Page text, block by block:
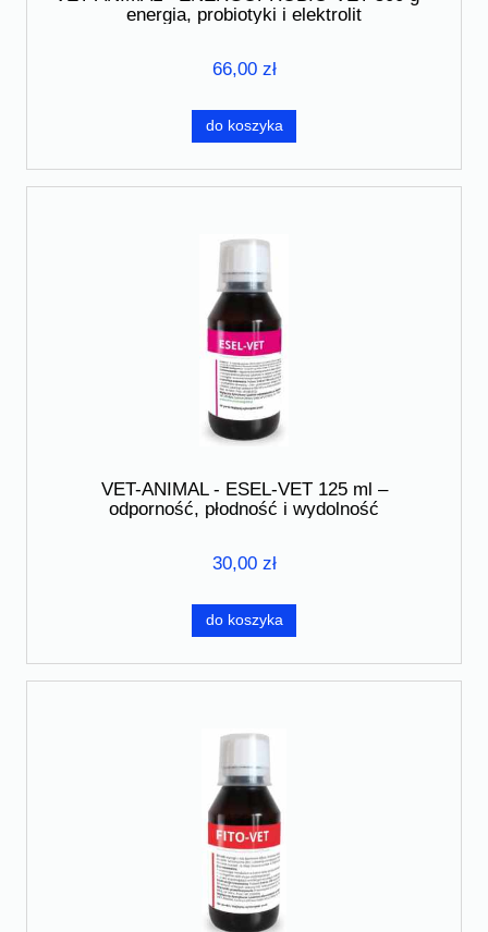
energia, probiotyki i elektrolit
66,00 zł
do koszyka
VET-ANIMAL - ESEL-VET 125 ml –
odporność, płodność i wydolność
30,00 zł
do koszyka